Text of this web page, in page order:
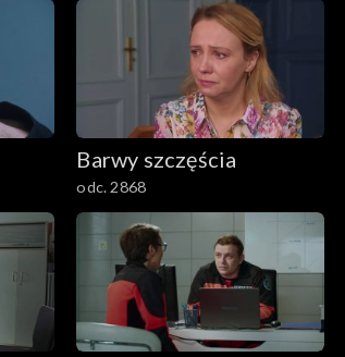
Barwy szczęścia
odc. 2868